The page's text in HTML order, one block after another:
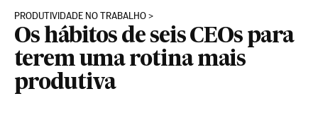
PRODUTIVIDADE NO TRABALHO
Os hábitos de seis CEOs para
terem uma rotina mais
produtiva